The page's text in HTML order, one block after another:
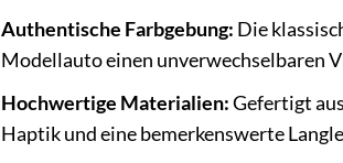
Authentische Farbgebung: Die
Modellauto einen unverwechselbaren
Hochwertige Materialien:Gefertigt
Haptik und eine bemerkenswerte